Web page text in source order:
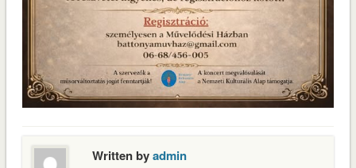
Written byadmin